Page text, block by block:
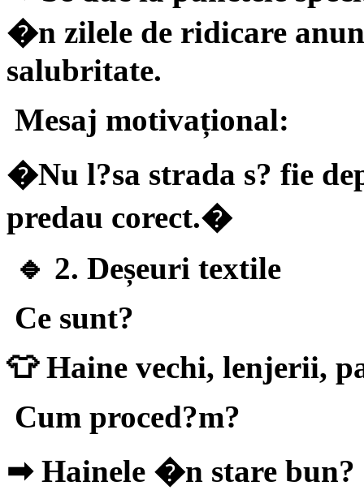
�n zilele de ridicare
salubritate.
Mesaj motivațional:
�Nu l?sa strada s? fie
predau corect.�
🔹 2. Deșeuri textile
Ce sunt?
👕 Haine vechi, lenjerii,
Cum proced?m?
➡Hainele �n stare bun?